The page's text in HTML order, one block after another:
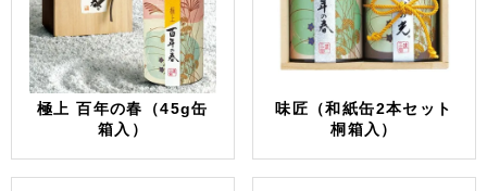
極上 百年の春（45g缶
箱入）
味匠（和紙缶2本セット
桐箱入）